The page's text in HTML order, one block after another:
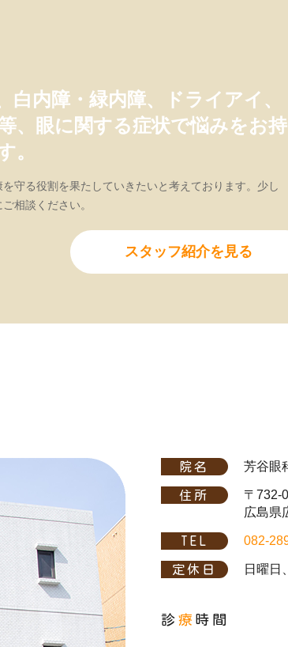
内障・緑内障、ドライアイ、
、眼に関する症状で悩みをお持
。
守る役割を果たしていきたいと考えております。少し
相談ください。
スタッフ紹介を見る
院名 芳谷眼
住所
〒732-
広島県
TEL 082-
定休日 日曜日
診 療 時間